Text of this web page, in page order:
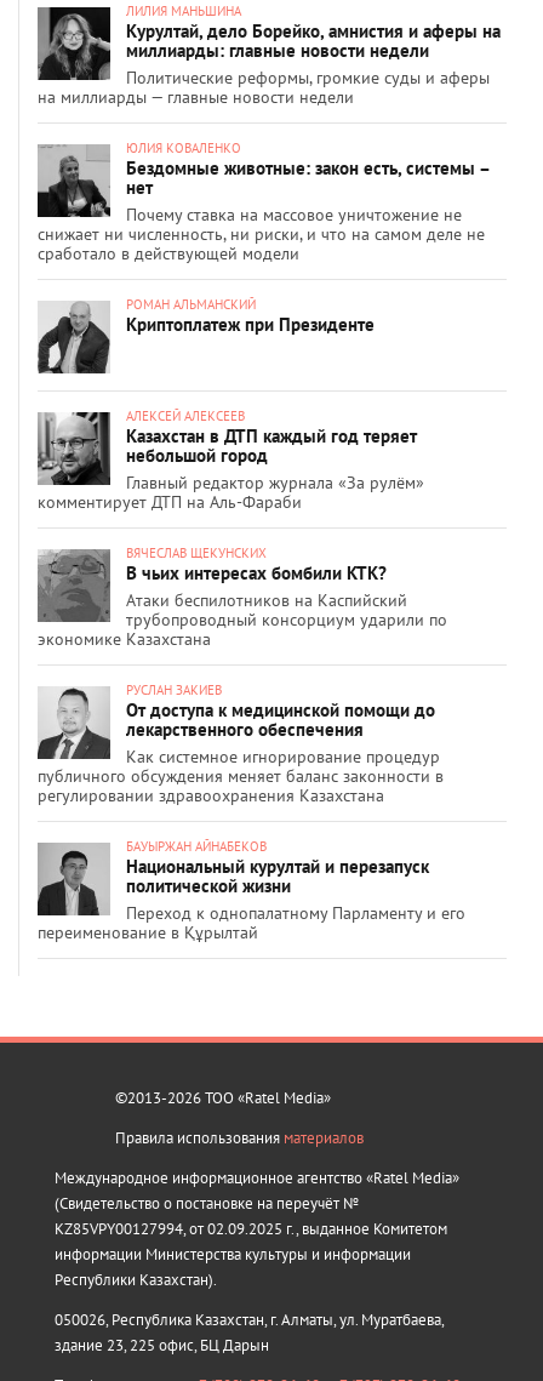
ЛИЛИЯ МАНЬШИНА
Курултай, дело Борейко, амнистия и аферы на
миллиарды: главные новости недели
Политические реформы, громкие суды и аферы
на миллиарды — главные новости недели
ЮЛИЯ КОВАЛЕНКО
Бездомные животные: закон есть, системы –
нет
Почему ставка на массовое уничтожение не
снижает ни численность, ни риски, и что на самом деле не
сработало в действующей модели
РОМАН АЛЬМАНСКИЙ
Криптоплатеж при Президенте
АЛЕКСЕЙ АЛЕКСЕЕВ
Казахстан в ДТП каждый год теряет
небольшой город
Главный редактор журнала «За рулём»
комментирует ДТП на Аль-Фараби
ВЯЧЕСЛАВ ЩЕКУНСКИХ
В чьих интересах бомбили КТК?
Атаки беспилотников на Каспийский
трубопроводный консорциум ударили по
экономике Казахстана
РУСЛАН ЗАКИЕВ
От доступа к медицинской помощи до
лекарственного обеспечения
Как системное игнорирование процедур
публичного обсуждения меняет баланс законности в
регулировании здравоохранения Казахстана
БАУЫРЖАН АЙНАБЕКОВ
Национальный курултай и перезапуск
политической жизни
Переход к однопалатному Парламенту и его
переименование в Құрылтай
©2013-2026 ТОО «Ratel Media»
Правила использования материалов
Международное информационное агентство «Ratel Media»
(Свидетельство о постановке на переучёт №
KZ85VPY00127994, от 02.09.2025 г., выданное Комитетом
информации Министерства культуры и информации
Республики Казахстан).
050026, Республика Казахстан, г. Алматы, ул. Муратбаева,
здание 23, 225 офис, БЦ Дарын